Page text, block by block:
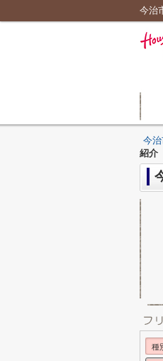
今治
今
紹介
種